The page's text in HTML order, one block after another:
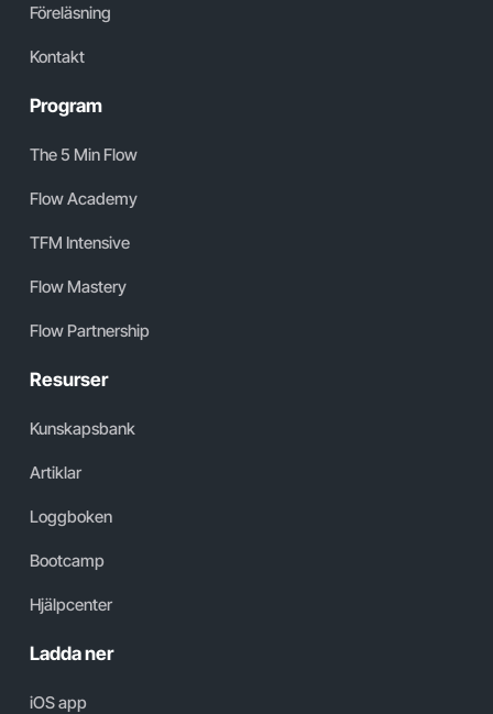
Föreläsning
Kontakt
Program
The 5 Min Flow
Flow Academy
TFM Intensive
Flow Mastery
Flow Partnership
Resurser
Kunskapsbank
Artiklar
Loggboken
Bootcamp
Hjälpcenter
Ladda ner
iOS app